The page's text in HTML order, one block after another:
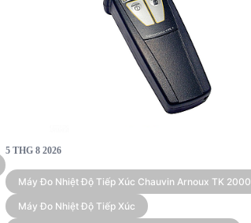
5 THG 8 2026
Máy Đo Nhiệt Độ Tiếp Xúc Chauvin Arnoux TK 2000
Máy Đo Nhiệt Độ Tiếp Xúc